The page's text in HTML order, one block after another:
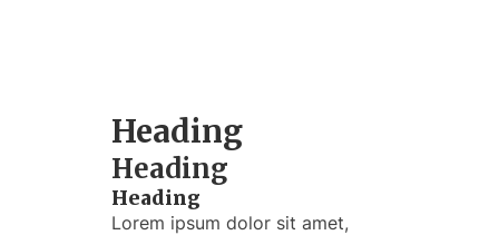
Heading
Heading
Heading
Lorem ipsum dolor sit amet,